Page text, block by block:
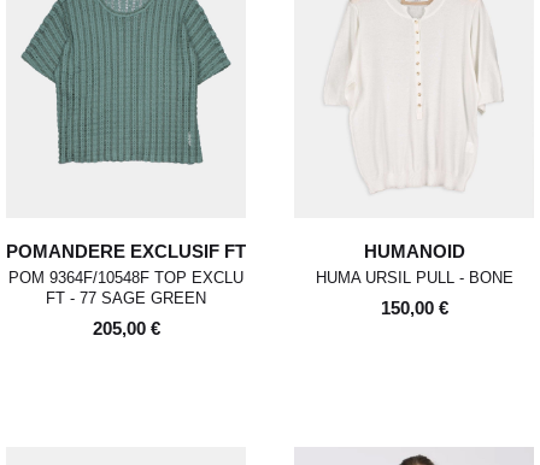
POMANDERE EXCLUSIF FT
POM 9364F/10548F TOP EXCLU
FT - 77 SAGE GREEN
205,00 €
HUMANOID
HUMA URSIL PULL - BONE
150,00 €